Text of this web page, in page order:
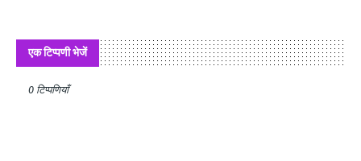
एक टिप्पणी भेजें
0 टिप्पणियाँ